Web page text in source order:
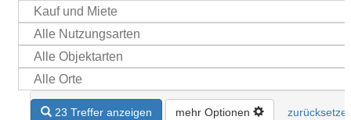
23 Treffer anzeigen mehr Optionen